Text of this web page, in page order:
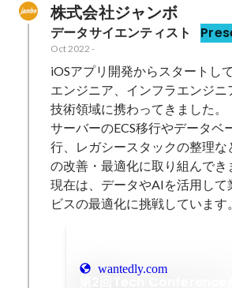
株式会社ジャンボ
データサイエンティスト
Oct 2022 -
iOSアプリ開発からスタートし
エンジニア、インフラエンジ
技術領域に携わってきました。
サーバーのECS移行やデータベ
行、レガシースタックの整理な
の改善・最適化に取り組んでき
現在は、データやAIを活用して
ビスの最適化に挑戦しています。
wantedly.com